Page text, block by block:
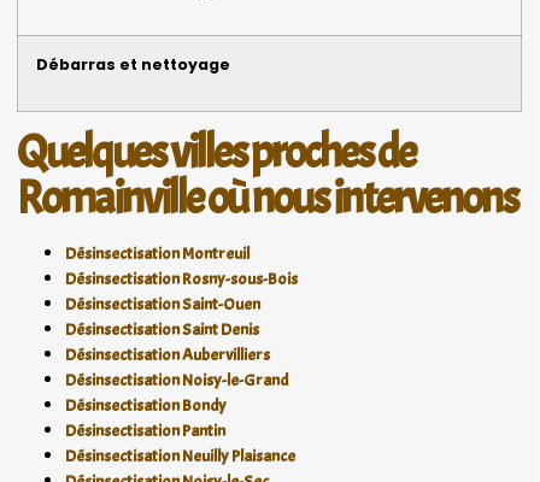
Débarras et nettoyage
Quelques villes proches de
Romainville où nous intervenons
Désinsectisation Montreuil
Désinsectisation Rosny-sous-Bois
Désinsectisation Saint-Ouen
Désinsectisation Saint Denis
Désinsectisation Aubervilliers
Désinsectisation Noisy-le-Grand
Désinsectisation Bondy
Désinsectisation Pantin
Désinsectisation Neuilly Plaisance